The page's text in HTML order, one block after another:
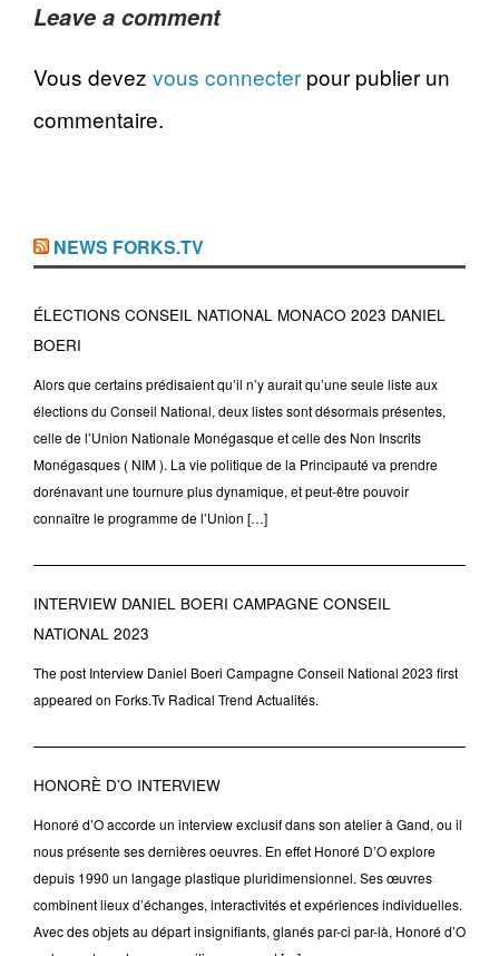
Leave a comment
Vous devez vous connecter pour publier un
commentaire.
NEWS FORKS.TV
ÉLECTIONS CONSEIL NATIONAL MONACO 2023 DANIEL
BOERI
Alors que certains prédisaient qu’il n’y aurait qu’une seule liste aux
élections du Conseil National, deux listes sont désormais présentes,
celle de l’Union Nationale Monégasque et celle des Non Inscrits
Monégasques ( NIM ). La vie politique de la Principauté va prendre
dorénavant une tournure plus dynamique, et peut-être pouvoir
connaître le programme de l’Union […]
INTERVIEW DANIEL BOERI CAMPAGNE CONSEIL
NATIONAL 2023
The post Interview Daniel Boeri Campagne Conseil National 2023 first
appeared on Forks.Tv Radical Trend Actualités.
HONORÈ D’O INTERVIEW
Honoré d’O accorde un interview exclusif dans son atelier à Gand, ou il
nous présente ses dernières oeuvres. En effet Honoré D’O explore
depuis 1990 un langage plastique pluridimensionnel. Ses œuvres
combinent lieux d’échanges, interactivités et expériences individuelles.
Avec des objets au départ insignifiants, glanés par-ci par-là, Honoré d’O